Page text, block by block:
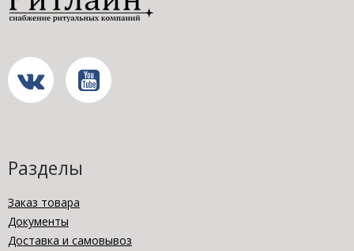
Разделы
Заказ товара
Документы
Доставка и самовывоз